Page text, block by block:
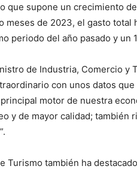
que supone un crecimiento
meses de 2023, el gasto total
periodo del año pasado y un
de Industria, Comercio y
con unos datos
motor de nuestra
y de mayor calidad; también
Turismo también ha